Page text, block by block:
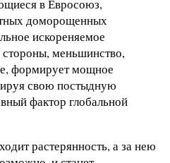
в Евросоюз,
доморощенных
искореняемое
меньшинство,
формирует мощное
свою постыдную
фактор глобальной
растерянность, а за нею